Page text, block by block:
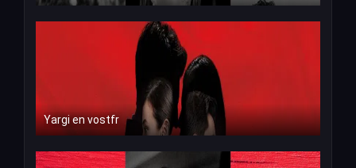
Yargi en vostfr